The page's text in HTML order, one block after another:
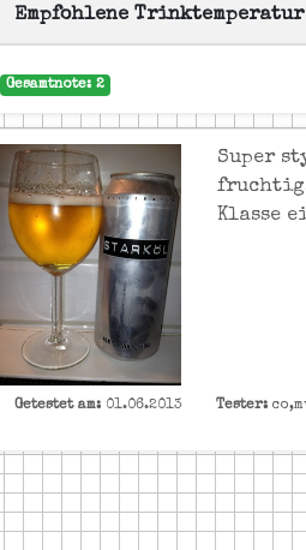
Empfohlene Trinktemperatur
Gesamtnote: 2
Super
fruchtig.
Klasse
Getestet am: 01.06.2013 Tester: